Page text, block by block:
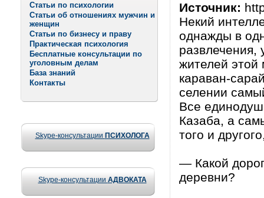
Статьи по психологии
Статьи об отношениях мужчин и
женщин
Статьи по бизнесу и праву
Практическая психология
Бесплатные консультации по
уголовным делам
База знаний
Контакты
Skype-консультации ПСИХОЛОГА
Skype-консультации АДВОКАТА
Источник:
Некий
однажды в
развлечения,
жителей этой
караван-
селении
Все
Казаба, а
того и
— Какой
деревни?